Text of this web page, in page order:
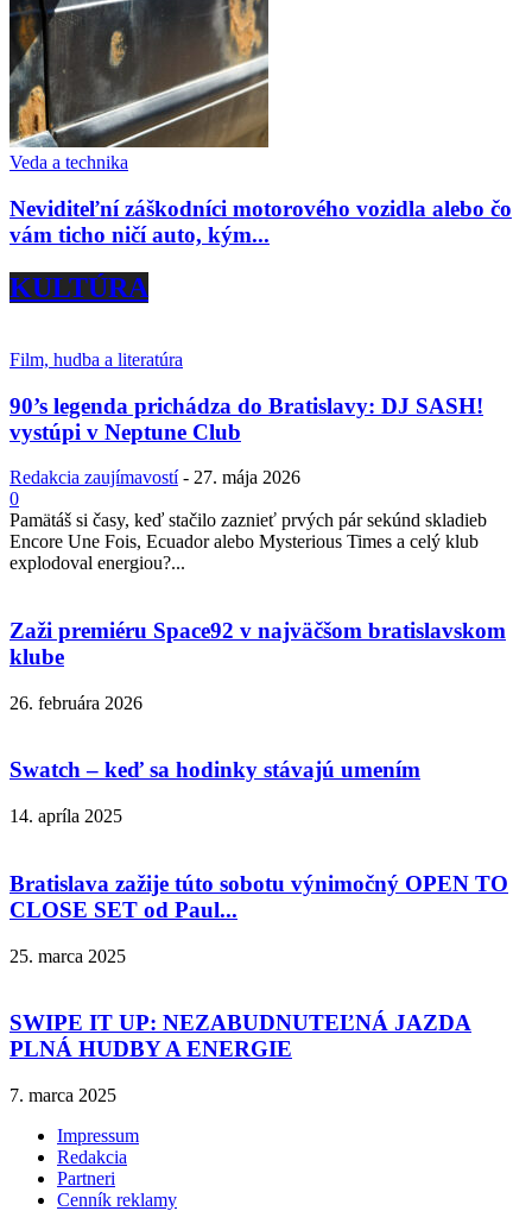
Veda a technika
Neviditeľní záškodníci motorového vozidla alebo čo
vám ticho ničí auto, kým...
KULTÚRA
Film, hudba a literatúra
90’s legenda prichádza do Bratislavy: DJ SASH!
vystúpi v Neptune Club
Redakcia zaujímavostí - 27. mája 2026
0
Pamätáš si časy, keď stačilo zaznieť prvých pár sekúnd skladieb
Encore Une Fois, Ecuador alebo Mysterious Times a celý klub
explodoval energiou?...
Zaži premiéru Space92 v najväčšom bratislavskom
klube
26. februára 2026
Swatch – keď sa hodinky stávajú umením
14. apríla 2025
Bratislava zažije túto sobotu výnimočný OPEN TO
CLOSE SET od Paul...
25. marca 2025
SWIPE IT UP: NEZABUDNUTEĽNÁ JAZDA
PLNÁ HUDBY A ENERGIE
7. marca 2025
Impressum
Redakcia
Partneri
Cenník reklamy